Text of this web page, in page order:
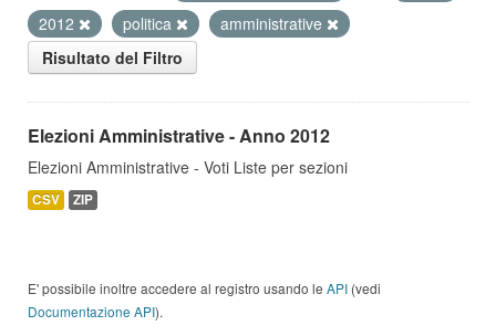
2012
politica
amministrative
Risultato del Filtro
Elezioni Amministrative - Anno 2012
Elezioni Amministrative - Voti Liste per sezioni
CSV ZIP
E' possibile inoltre accedere al registro usando le API (vedi
Documentazione API).